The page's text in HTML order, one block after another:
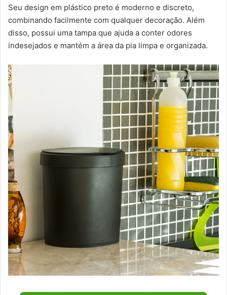
Seu design em plástico preto é moderno e discreto,
combinando facilmente com qualquer decoração. Além
disso, possui uma tampa que ajuda a conter odores
indesejados e mantém a área da pia limpa e organizada.